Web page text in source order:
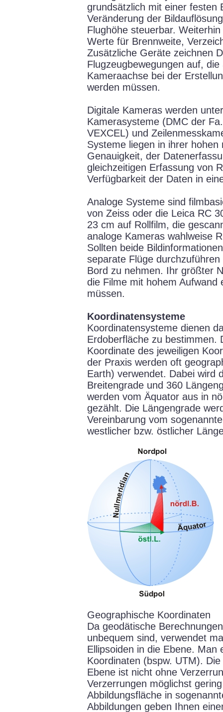
grundsätzlich mit einer festen
Veränderung der
Flughöhe steuerbar.
Werte für Brennweite,
Zusätzliche Geräte zeichnen
Flugzeugbewegungen auf,
Kameraachse bei der
werden müssen.
Digitale Kameras werden
Kamerasysteme (DMC der
VEXCEL) und
Systeme liegen in ihrer
Genauigkeit, der
gleichzeitigen Erfassung von
Verfügbarkeit der Daten in
Analoge Systeme sind
von Zeiss oder die Leica RC
23 cm auf Rollfilm, die
analoge Kameras wahlweise
Sollten beide
separate Flüge
Bord zu nehmen. Ihr größter
die Filme mit hohem Aufwand
müssen.
Koordinatensysteme
Koordinatensysteme dienen
Erdoberfläche zu bestimmen.
Koordinate des jeweiligen
der Praxis werden oft
Earth) verwendet. Dabei wird
Breitengrade und 360
werden vom Äquator aus in
gezählt. Die Längengrade
Vereinbarung vom
westlicher bzw. östlicher
Geographische Koordinaten
Da geodätische
unbequem sind, verwendet
Ellipsoiden in die Ebene. Man
Koordinaten (bspw. UTM).
Ebene ist nicht ohne
Verzerrungen möglichst
Abbildungsfläche in
Abbildungen geben Ihnen